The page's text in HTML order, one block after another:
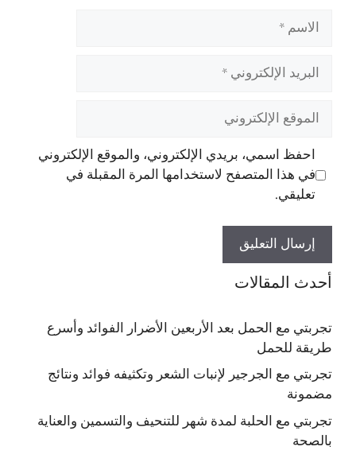
الاسم
البريد
الإلكتروني
الموقع
الإلكتروني
احفظ اسمي، بريدي الإلكتروني، والموقع الإلكتروني
في هذا المتصفح لاستخدامها المرة المقبلة في
تعليقي.
أحدث المقالات
تجربتي مع الحمل بعد الأربعين الأضرار الفوائد وأسرع
طريقة للحمل
تجربتي مع الجرجير لإنبات الشعر وتكثيفه فوائد ونتائج
مضمونة
تجربتي مع الحلبة لمدة شهر للتنحيف والتسمين والعناية
بالصحة